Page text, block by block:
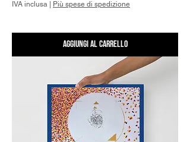
IVA inclusa | Più spese di spedizione
Aggiungi al carrello